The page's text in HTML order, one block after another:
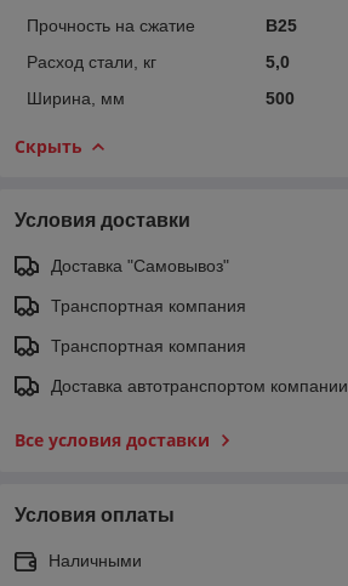
Прочность на сжатие
B25
Расход стали, кг
5,0
Ширина, мм
500
Скрыть
Условия доставки
Доставка "Самовывоз"
Транспортная компания
Транспортная компания
Доставка автотранспортом компании
Все условия доставки
Условия оплаты
Наличными